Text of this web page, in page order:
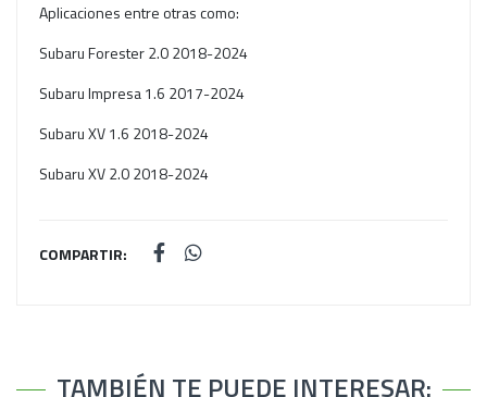
Aplicaciones entre otras como:
Subaru Forester 2.0 2018-2024
Subaru Impresa 1.6 2017-2024
Subaru XV 1.6 2018-2024
Subaru XV 2.0 2018-2024
COMPARTIR:
TAMBIÉN TE PUEDE INTERESAR: